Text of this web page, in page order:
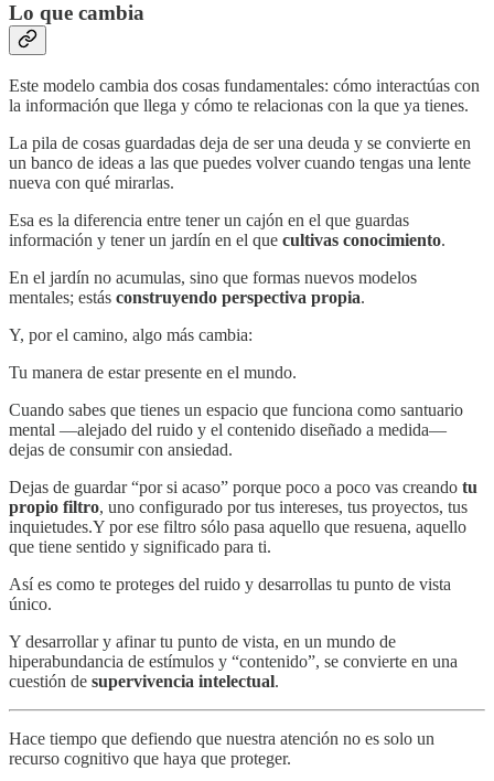
Lo que cambia
Este modelo cambia dos cosas fundamentales: cómo interactúas con
la información que llega y cómo te relacionas con la que ya tienes.
La pila de cosas guardadas deja de ser una deuda y se convierte en
un banco de ideas a las que puedes volver cuando tengas una lente
nueva con qué mirarlas.
Esa es la diferencia entre tener un cajón en el que guardas
información y tener un jardín en el que cultivas conocimiento.
En el jardín no acumulas, sino que formas nuevos modelos
mentales; estás construyendo perspectiva propia.
Y, por el camino, algo más cambia:
Tu manera de estar presente en el mundo.
Cuando sabes que tienes un espacio que funciona como santuario
mental —alejado del ruido y el contenido diseñado a medida—
dejas de consumir con ansiedad.
Dejas de guardar “por si acaso” porque poco a poco vas creando tu
propio filtro, uno configurado por tus intereses, tus proyectos, tus
inquietudes.Y por ese filtro sólo pasa aquello que resuena, aquello
que tiene sentido y significado para ti.
Así es como te proteges del ruido y desarrollas tu punto de vista
único.
Y desarrollar y afinar tu punto de vista, en un mundo de
hiperabundancia de estímulos y “contenido”, se convierte en una
cuestión de supervivencia intelectual.
Hace tiempo que defiendo que nuestra atención no es solo un
recurso cognitivo que haya que proteger.